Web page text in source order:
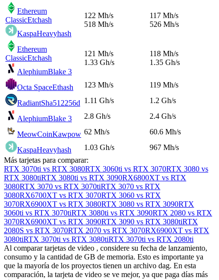
Ethereum
ClassicEtchash
KaspaHeavyhash
122 Mh/s
518 Mh/s
117 Mh/s
526 Mh/s
Ethereum
ClassicEtchash
AlephiumBlake 3
121 Mh/s
1.33 Gh/s
118 Mh/s
1.35 Gh/s
Octa SpaceEthash 123 Mh/s 119 Mh/s
RadiantSha512256d 1.11 Gh/s 1.2 Gh/s
AlephiumBlake 3 2.8 Gh/s 2.4 Gh/s
MeowCoinKawpow 62 Mh/s 60.6 Mh/s
KaspaHeavyhash 1.03 Gh/s
967 Mh/s
Más tarjetas para comparar:
RTX 3070ti vs RTX 3080RTX 3060ti vs RTX 3070RTX 3080 vs
RTX 3080tiRTX 3080ti vs RTX 3090RX6800XT vs RTX
3080RTX 3070 vs RTX 3070tiRTX 3070 vs RTX
3080RX6700XT vs RTX 3070RTX 3060 vs RTX
3070RX6900XT vs RTX 3080RTX 3080 vs RTX 3090RTX
3060ti vs RTX 3070tiRTX 3080ti vs RTX 3090RTX 2080 vs RTX
3070RX6900XT vs RTX 3090RTX 3090 vs RTX 3080tiRTX
2080S vs RTX 3070RTX 2070 vs RTX 3070RX6900XT vs RTX
3080tiRTX 3070ti vs RTX 3080tiRTX 3070ti vs RTX 2080ti
Al comparar tarjetas de video , considere su fecha de lanzamiento,
consumo y la cantidad de GB de memoria. Esto es importante ya
que la mayoría de los proyectos tienen un archivo dag. En esta
comparación, la tarjeta de video se ve mejor, ya que paga días más